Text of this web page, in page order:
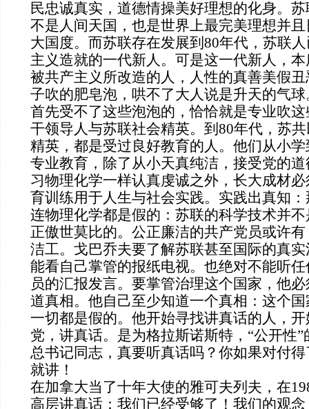
民忠诚真实，道德情操美好理想的化身。
不是人间天国，也是世界上最完美理想并
大国度。而苏联存在发展到 80年代，苏联
主义造就的一代新人。可是这一代新人，
被共产主义所改造的人，人性的真善美假
子吹的肥皂泡，哄不了大人说是升天的气球
首先受不了这些泡泡的，恰恰就是专业吹
干领导人与苏联社会精英。到 80年代，苏
精英，都是受过良好教育的人。他们从小
专业教育，除了从小天真纯洁，接受党的
习物理化学一样认真虔诚之外，长大成材
育训练用于人生与社会实践。实践出真知
连物理化学都是假的：苏联的科学技术并
正傲世莫比的。公正廉洁的共产党员或许
洁工。戈巴乔夫要了解苏联甚至国际的真
能看自己掌管的报纸电视。也绝对不能听
员的汇报发言。要掌管治理这个国家，他
道真相。他自己至少知道一个真相：这个
一切都是假的。他开始寻找讲真话的人，
党，讲真话。是为格拉斯诺斯特，“公开性”
总书记同志，真要听真话吗？你如果对付
就讲！
在加拿大当了十年大使的雅可夫列夫，在
高层讲真话：我们已经受够了！ 我们的观